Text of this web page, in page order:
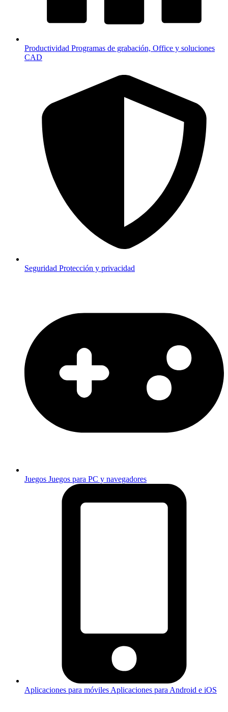
Productividad Programas de grabación, Office y soluciones
CAD
Seguridad Protección y privacidad
Juegos Juegos para PC y navegadores
Aplicaciones para móviles Aplicaciones para Android e iOS